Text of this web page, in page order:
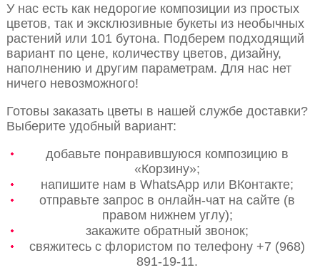
У нас есть как недорогие композиции из простых
цветов, так и эксклюзивные букеты из необычных
растений или 101 бутона. Подберем подходящий
вариант по цене, количеству цветов, дизайну,
наполнению и другим параметрам. Для нас нет
ничего невозможного!
Готовы заказать цветы в нашей службе доставки?
Выберите удобный вариант:
добавьте понравившуюся композицию в
«Корзину»;
напишите нам в WhatsApp или ВКонтакте;
отправьте запрос в онлайн-чат на сайте (в
правом нижнем углу);
закажите обратный звонок;
свяжитесь с флористом по телефону +7 (968)
891-19-11.